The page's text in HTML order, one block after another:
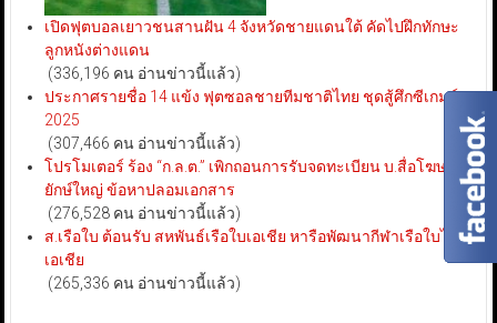
เปิดฟุตบอลเยาวชนสานฝัน 4 จังหวัดชายแดนใต้ คัดไปฝึกทักษะ
ลูกหนังต่างแดน
(336,196 คน อ่านข่าวนี้แล้ว)
ประกาศรายชื่อ 14 แข้ง ฟุตซอลชายทีมชาติไทย ชุดสู้ศึกซีเกมส์
2025
(307,466 คน อ่านข่าวนี้แล้ว)
โปรโมเตอร์ ร้อง “ก.ล.ต.” เพิกถอนการรับจดทะเบียน บ.สื่อโฆษณา
ยักษ์ใหญ่ ข้อหาปลอมเอกสาร
(276,528 คน อ่านข่าวนี้แล้ว)
ส.เรือใบ ต้อนรับ สหพันธ์เรือใบเอเชีย หารือพัฒนากีฬาเรือใบไทย-
เอเชีย
(265,336 คน อ่านข่าวนี้แล้ว)